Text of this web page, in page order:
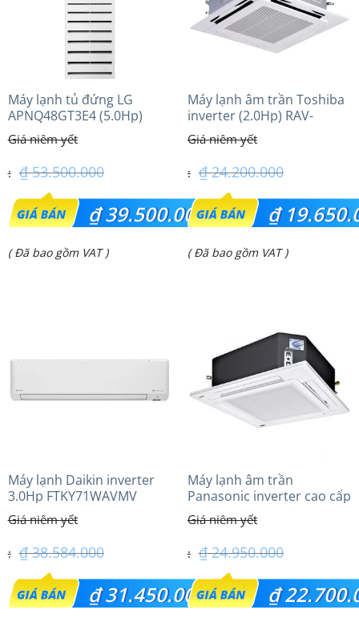
Máy lạnh tủ đứng LG
APNQ48GT3E4 (5.0Hp)
Inverter
₫53.500.000
Giá
gốc
là:
₫39.500.000
Giá
₫ 39.500.000.
( Đã bao gồm VAT )
Máy lạnh âm trần Toshiba
inverter (2.0Hp) RAV-
GV1801AP-V
₫24.200.000
Giá
gốc
là:
₫
Giá
₫ 19.650.000.
( Đã bao gồm VAT )
Máy lạnh Daikin inverter
3.0Hp FTKY71WAVMV
₫38.584.000
Giá
gốc
₫31.450.000
Máy lạnh âm trần
Panasonic inverter cao cấp
(2.0 Hp) S-1821PU3HA/U-
18PRH1H5
₫24.950.000
Giá
gốc
₫